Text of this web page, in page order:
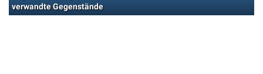
verwandte Gegenstände